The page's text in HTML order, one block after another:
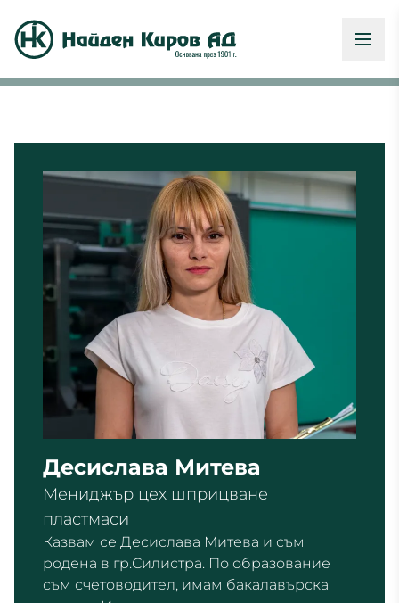
Десислава Митева
Мениджър цех шприцване
пластмаси
Казвам се Десислава Митева и съм
родена в гр.Силистра. По образование
съм счетоводител, имам бакалавърска